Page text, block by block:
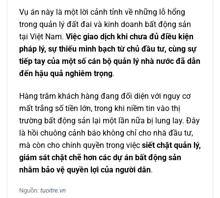
Vụ án này là một lời cảnh tỉnh về những lỗ hổng
trong quản lý đất đai và kinh doanh bất động sản
tại Việt Nam. Việc giao dịch khi chưa đủ điều kiện
pháp lý, sự thiếu minh bạch từ chủ đầu tư, cùng sự
tiếp tay của một số cán bộ quản lý nhà nước đã dẫn
đến hậu quả nghiêm trọng.
Hàng trăm khách hàng đang đối diện với nguy cơ
mất trắng số tiền lớn, trong khi niềm tin vào thị
trường bất động sản lại một lần nữa bị lung lay. Đây
là hồi chuông cảnh báo không chỉ cho nhà đầu tư,
mà còn cho chính quyền trong việc siết chặt quản lý,
giám sát chặt chẽ hơn các dự án bất động sản
nhằm bảo vệ quyền lợi của người dân.
Nguồn: tuoitre.vn